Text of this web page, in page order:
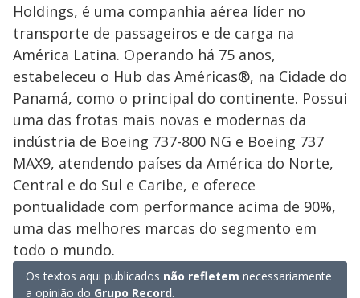
Holdings, é uma companhia aérea líder no
transporte de passageiros e de carga na
América Latina. Operando há 75 anos,
estabeleceu o Hub das Américas®, na Cidade do
Panamá, como o principal do continente. Possui
uma das frotas mais novas e modernas da
indústria de Boeing 737-800 NG e Boeing 737
MAX9, atendendo países da América do Norte,
Central e do Sul e Caribe, e oferece
pontualidade com performance acima de 90%,
uma das melhores marcas do segmento em
todo o mundo.
Os textos aqui publicados não refletem necessariamente
a opinião do Grupo Record.